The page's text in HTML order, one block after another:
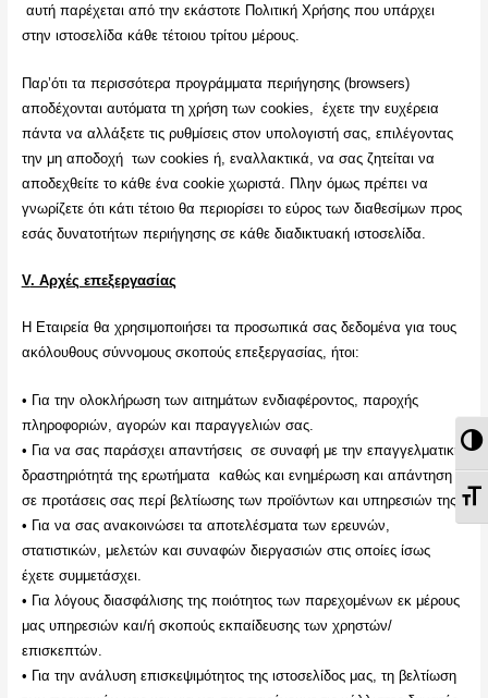
αυτή παρέχεται από την εκάστοτε Πολιτική Χρήσης που υπάρχει
στην ιστοσελίδα κάθε τέτοιου τρίτου μέρους.
Παρ’ότι τα περισσότερα προγράμματα περιήγησης (browsers)
αποδέχονται αυτόματα τη χρήση των cookies, έχετε την ευχέρεια
πάντα να αλλάξετε τις ρυθμίσεις στον υπολογιστή σας, επιλέγοντας
την μη αποδοχή των cookies ή, εναλλακτικά, να σας ζητείται να
αποδεχθείτε το κάθε ένα cookie χωριστά. Πλην όμως πρέπει να
γνωρίζετε ότι κάτι τέτοιο θα περιορίσει το εύρος των διαθεσίμων προς
εσάς δυνατοτήτων περιήγησης σε κάθε διαδικτυακή ιστοσελίδα.
V. Αρχές επεξεργασίας
Η Εταιρεία θα χρησιμοποιήσει τα προσωπικά σας δεδομένα για τους
ακόλουθους σύννομους σκοπούς επεξεργασίας, ήτοι:
• Για την ολοκλήρωση των αιτημάτων ενδιαφέροντος, παροχής
πληροφοριών, αγορών και παραγγελιών σας.
• Για να σας παράσχει απαντήσεις σε συναφή με την επαγγελματική
δραστηριότητά της ερωτήματα καθώς και ενημέρωση και απάντηση
σε προτάσεις σας περί βελτίωσης των προϊόντων και υπηρεσιών της.
• Για να σας ανακοινώσει τα αποτελέσματα των ερευνών,
στατιστικών, μελετών και συναφών διεργασιών στις οποίες ίσως
έχετε συμμετάσχει.
• Για λόγους διασφάλισης της ποιότητος των παρεχομένων εκ μέρους
μας υπηρεσιών και/ή σκοπούς εκπαίδευσης των χρηστών/
επισκεπτών.
• Για την ανάλυση επισκεψιμότητος της ιστοσελίδος μας, τη βελτίωση